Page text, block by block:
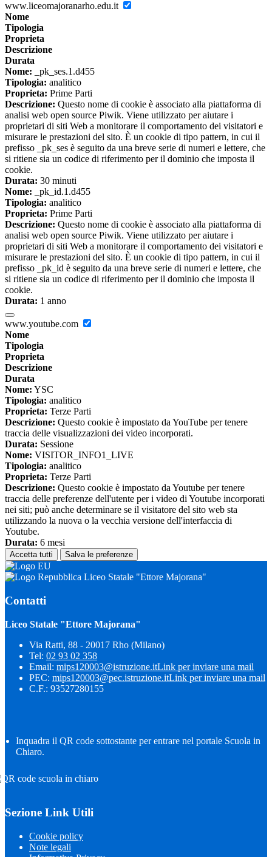
www.liceomajoranarho.edu.it
Nome
Tipologia
Proprieta
Descrizione
Durata
Nome: _pk_ses.1.d455
Tipologia: analitico
Proprieta: Prime Parti
Descrizione: Questo nome di cookie è associato alla piattaforma di
analisi web open source Piwik. Viene utilizzato per aiutare i
proprietari di siti Web a monitorare il comportamento dei visitatori e
misurare le prestazioni del sito. È un cookie di tipo pattern, in cui il
prefisso _pk_ses è seguito da una breve serie di numeri e lettere, che
si ritiene sia un codice di riferimento per il dominio che imposta il
cookie.
Durata: 30 minuti
Nome: _pk_id.1.d455
Tipologia: analitico
Proprieta: Prime Parti
Descrizione: Questo nome di cookie è associato alla piattaforma di
analisi web open source Piwik. Viene utilizzato per aiutare i
proprietari di siti Web a monitorare il comportamento dei visitatori e
misurare le prestazioni del sito. È un cookie di tipo pattern, in cui il
prefisso _pk_id è seguito da una breve serie di numeri e lettere, che
si ritiene sia un codice di riferimento per il dominio che imposta il
cookie.
Durata: 1 anno
www.youtube.com
Nome
Tipologia
Proprieta
Descrizione
Durata
Nome: YSC
Tipologia: analitico
Proprieta: Terze Parti
Descrizione: Questo cookie è impostato da YouTube per tenere
traccia delle visualizzazioni dei video incorporati.
Durata: Sessione
Nome: VISITOR_INFO1_LIVE
Tipologia: analitico
Proprieta: Terze Parti
Descrizione: Questo cookie è impostato da Youtube per tenere
traccia delle preferenze dell'utente per i video di Youtube incorporati
nei siti; può anche determinare se il visitatore del sito web sta
utilizzando la nuova o la vecchia versione dell'interfaccia di
Youtube.
Durata: 6 mesi
Accetta tutti Salva le preferenze
Liceo Statale "Ettore Majorana"
Contatti
Liceo Statale "Ettore Majorana"
Via Ratti, 88 - 20017 Rho (Milano)
Tel: 02 93 02 358
Email: mips120003@istruzione.itLink per inviare una mail
PEC: mips120003@pec.istruzione.itLink per inviare una mail
C.F.: 93527280155
Inquadra il QR code sottostante per entrare nel portale Scuola in
Chiaro.
Sezione Link Utili
Cookie policy
Note legali